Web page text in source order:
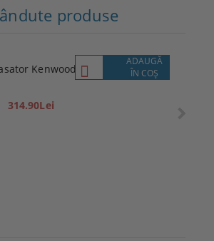
produse
Kenwood
314.90Lei
ADAUGĂ
ÎN COŞ